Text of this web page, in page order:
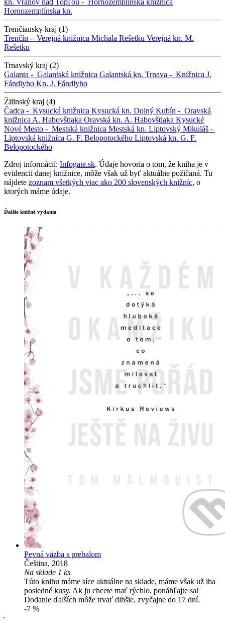
kn. Vranov nad Topľou -
Hornozemplínska knižnica
Hornozemplínska kn.
Trenčiansky kraj (1)
Trenčín - Verejná knižnica Michala Rešetku Verejná kn. M.
Rešetku
Trnavský kraj (2)
Galanta - Galantská knižnica Galantská kn. Trnava - Knižnica J.
Fándlyho Kn. J. Fándlyho
Žilinský kraj (4)
Čadca - Kysucká knižnica Kysucká kn. Dolný Kubín - Oravská
knižnica A. Habovštiaka Oravská kn. A. Habovštiaka Kysucké
Nové Mesto - Mestská knižnica Mestská kn. Liptovský Mikuláš -
Liptovská knižnica G. F. Belopotockého Liptovská kn. G. F.
Belopotockého
Zdroj informácií: Infogate.sk. Údaje hovoria o tom, že kniha je v
evidencii danej knižnice, môže však už byť aktuálne požičaná. Tu
nájdete zoznam všetkých viac ako 200 slovenských knižníc, o
ktorých máme údaje.
Ďalšie knižné vydania
Pevná väzba s prebalom
Čeština, 2018
Na sklade 1 ks
Túto knihu máme síce aktuálne na sklade, máme však už iba
posledné kusy. Ak ju chcete mať rýchlo, ponáhľajte sa!
Dodanie ďalších môže trvať dlhšie, zvyčajne do 17 dní.
-7 %